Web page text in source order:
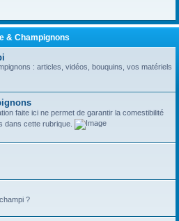
& Champignons
: articles, vidéos, bouquins, vos matériels
faite ici ne permet de garantir la comestibilité
dans cette rubrique.
?